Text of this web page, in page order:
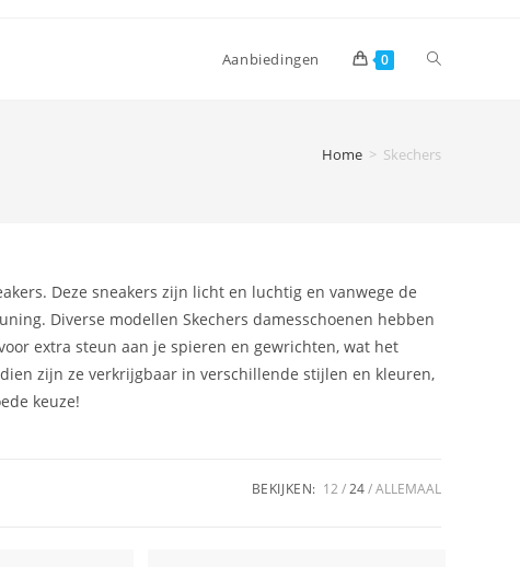
Aanbiedingen 0 Toggle
Home > Skechers
Deze sneakers zijn licht en luchtig en vanwege de
Diverse modellen Skechers damesschoenen hebben
extra steun aan je spieren en gewrichten, wat het
zijn ze verkrijgbaar in verschillende stijlen en kleuren,
keuze!
BEKIJKEN: 12 24 ALLEMAAL